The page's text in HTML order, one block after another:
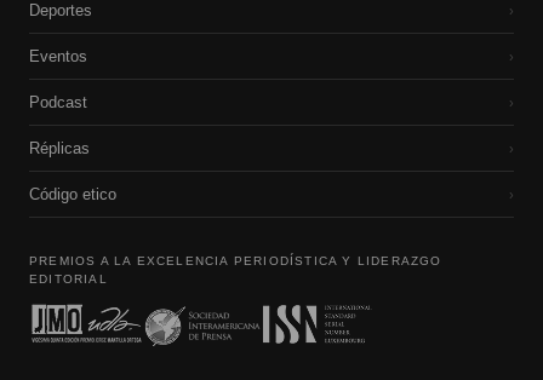
Deportes ›
Eventos ›
Podcast ›
Réplicas ›
Código etico ›
PREMIOS A LA EXCELENCIA PERIODÍSTICA Y LIDERAZGO
EDITORIAL